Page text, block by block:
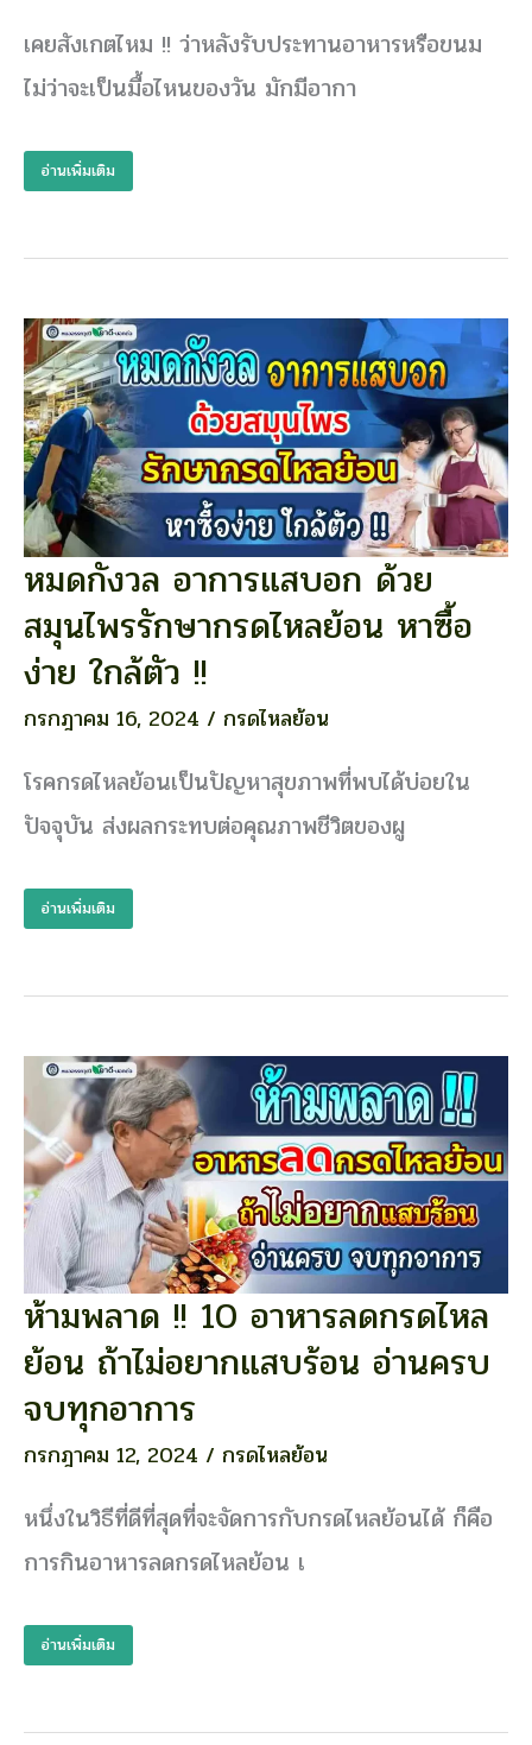
เคยสังเกตไหม !! ว่าหลังรับประทานอาหารหรือขนม
ไม่ว่าจะเป็นมื้อไหนของวัน มักมีอากา
สัญญาณ
สุขภาพ
ที่
ละเลย
อ่านเพิ่มเติม
หมดกังวล อาการแสบอก ด้วย
สมุนไพรรักษากรดไหลย้อน หาซื้อ
ง่าย ใกล้ตัว !!
กรกฎาคม 16, 2024 / กรดไหลย้อน
โรคกรดไหลย้อนเป็นปัญหาสุขภาพที่พบได้บ่อยใน
ปัจจุบัน ส่งผลกระทบต่อคุณภาพชีวิตของผู
หมด
กังวล
อาการ
แสบ
อก
ด้วย
ไหล
หา
ซื้อ
ตัว
อ่านเพิ่มเติม
ห้ามพลาด !! 10 อาหารลดกรดไหล
ย้อน ถ้าไม่อยากแสบร้อน อ่านครบ
จบทุกอาการ
กรกฎาคม 12, 2024 / กรดไหลย้อน
หนึ่งในวิธีที่ดีที่สุดที่จะจัดการกับกรดไหลย้อนได้ ก็คือ
การกินอาหารลดกรดไหลย้อน เ
ห้าม
พลาด
!!
อาหาร
ลด
ไหล
ถ้า
อยาก
แสบ
ครบ
อ่านเพิ่มเติม